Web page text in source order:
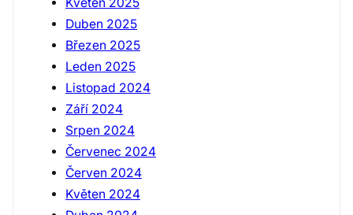
Duben 2025
Březen 2025
Leden 2025
Listopad 2024
Září 2024
Srpen 2024
Červenec 2024
Červen 2024
Květen 2024